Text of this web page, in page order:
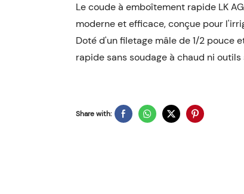
Le coude à emboîtement rapide LK
moderne et efficace, conçue pour
Doté d'un filetage mâle de 1/2 pouce
rapide sans soudage à chaud ni outils
Share with: